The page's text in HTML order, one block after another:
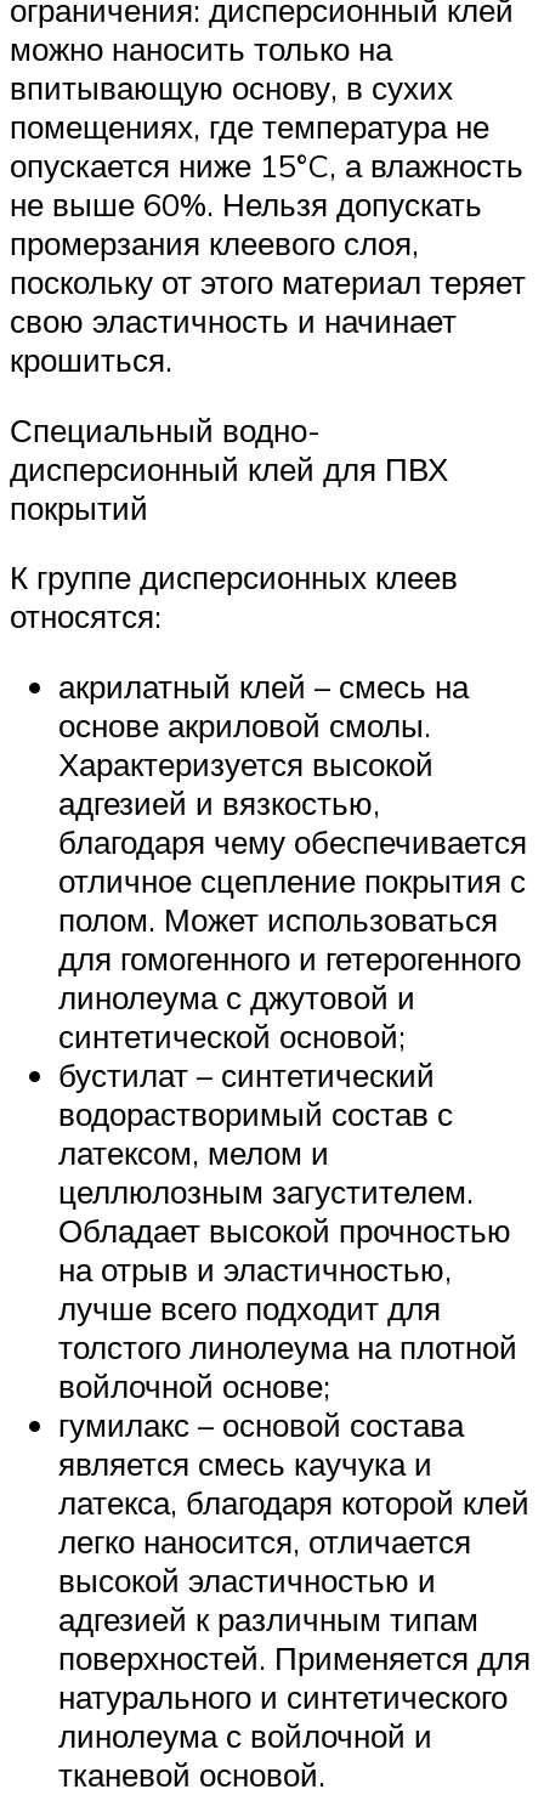
ограничения: дисперсионный клей
можно наносить только на
впитывающую основу, в сухих
помещениях, где температура не
опускается ниже 15°C, а влажность
не выше 60%. Нельзя допускать
промерзания клеевого слоя,
поскольку от этого материал теряет
свою эластичность и начинает
крошиться.
Специальный водно-
дисперсионный клей для ПВХ
покрытий
К группе дисперсионных клеев
относятся:
акрилатный клей – смесь на
основе акриловой смолы.
Характеризуется высокой
адгезией и вязкостью,
благодаря чему обеспечивается
отличное сцепление покрытия с
полом. Может использоваться
для гомогенного и гетерогенного
линолеума с джутовой и
синтетической основой;
бустилат – синтетический
водорастворимый состав с
латексом, мелом и
целлюлозным загустителем.
Обладает высокой прочностью
на отрыв и эластичностью,
лучше всего подходит для
толстого линолеума на плотной
войлочной основе;
гумилакс – основой состава
является смесь каучука и
латекса, благодаря которой клей
легко наносится, отличается
высокой эластичностью и
адгезией к различным типам
поверхностей. Применяется для
натурального и синтетического
линолеума с войлочной и
тканевой основой.